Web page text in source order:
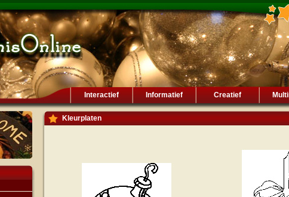
Interactief Informatief Creatief
Kleurplaten